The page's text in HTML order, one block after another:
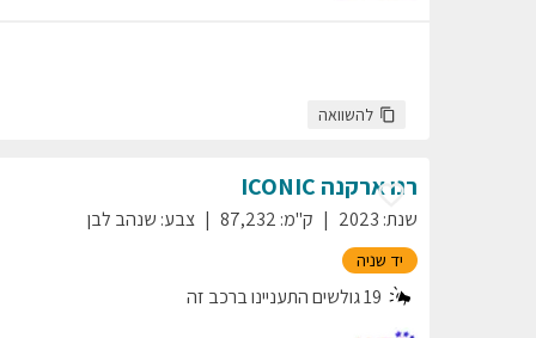
להשוואה
רנוארקנה ICONIC
שנת:
2023 ק"מ:
87,232 צבע: שנהב לבן
יד שניה
19גולשים התעניינו ברכב זה